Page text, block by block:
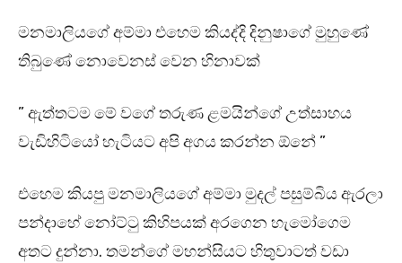
මනමාලියගේ අම්මා එහෙම කියද්දි දිනුෂාගේ මුහුණේ
තිබුණේ නොවෙනස් වෙන හිනාවක්
” ඇත්තටම මේ වගේ තරුණ ළමයින්ගේ උත්සාහය
වැඩිහිටියෝ හැටියට අපි අගය කරන්න ඕනේ ”
එහෙම කියපු මනමාලියගේ අම්මා මුදල් පසුම්බිය ඇරලා
පන්දාහේ නෝට්ටු කිහිපයක් අරගෙන හැමෝගෙම
අතට දුන්නා. තමන්ගේ මහන්සියට හිතුවාටත් වඩා